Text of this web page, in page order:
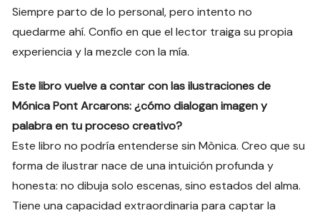
Siempre parto de lo personal, pero intento no
quedarme ahí. Confío en que el lector traiga su propia
experiencia y la mezcle con la mía.
Este libro vuelve a contar con las ilustraciones de
Mónica Pont Arcarons: ¿cómo dialogan imagen y
palabra en tu proceso creativo?
Este libro no podría entenderse sin Mònica. Creo que su
forma de ilustrar nace de una intuición profunda y
honesta: no dibuja solo escenas, sino estados del alma.
Tiene una capacidad extraordinaria para captar la